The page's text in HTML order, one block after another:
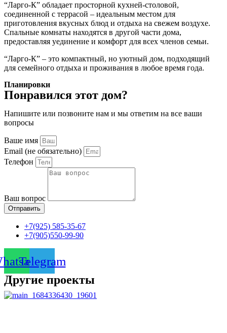
“Ларго-К” обладает просторной кухней-столовой,
соединенной с террасой – идеальным местом для
приготовления вкусных блюд и отдыха на свежем воздухе.
Спальные комнаты находятся в другой части дома,
предоставляя уединение и комфорт для всех членов семьи.
“Ларго-К” – это компактный, но уютный дом, подходящий
для семейного отдыха и проживания в любое время года.
Планировки
Понравился этот дом?
Напишите или позвоните нам и мы ответим на все ваши
вопросы
Ваше имя
Email (не обязательно)
Телефон
Ваш вопрос
Отправить
+7(925) 585-35-67
+7(905)550-99-90
Telegram
Другие проекты